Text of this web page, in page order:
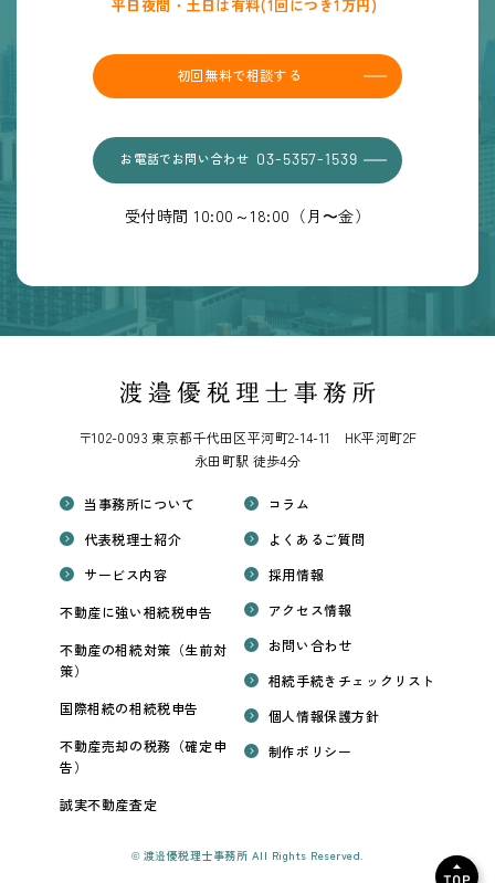
平日夜間・土日は有料(1回につき1万円)
初回無料で相談する
お電話でお問い合わせ 03-5357-1539
受付時間 10:00～18:00（月〜金）
〒102-0093 東京都千代田区平河町2-14-11 HK平河町2F
永田町駅 徒歩4分
当事務所について
代表税理士紹介
サービス内容
不動産に強い相続税申告
不動産の相続対策（生前対
策）
国際相続の相続税申告
不動産売却の税務（確定申
告）
誠実不動産査定
コラム
よくあるご質問
採用情報
アクセス情報
お問い合わせ
相続手続きチェックリスト
個人情報保護方針
制作ポリシー
© 渡邉優税理士事務所 All Rights Reserved.